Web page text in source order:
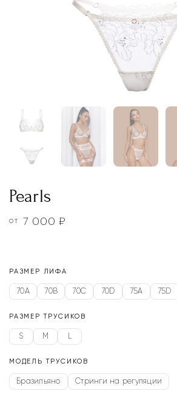
Pearls
ОТ 7 000 ₽
РАЗМЕР ЛИФА
70A 70B 70C 70D 75A 75D
РАЗМЕР ТРУСИКОВ
S M L
МОДЕЛЬ ТРУСИКОВ
Бразильяно Стринги на регуляции